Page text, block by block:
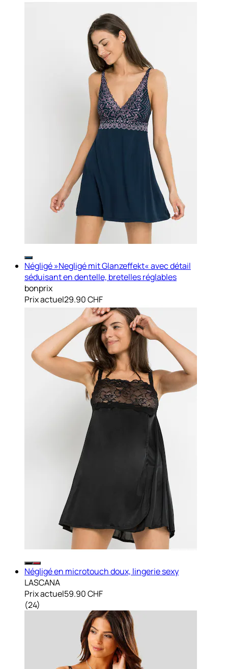
Négligé »Negligé mit Glanzeffekt« avec détail
séduisant en dentelle, bretelles réglables
bonprix
Prix actuel29.90 CHF
Négligé en microtouch doux, lingerie sexy
LASCANA
Prix actuel59.90 CHF
(24)